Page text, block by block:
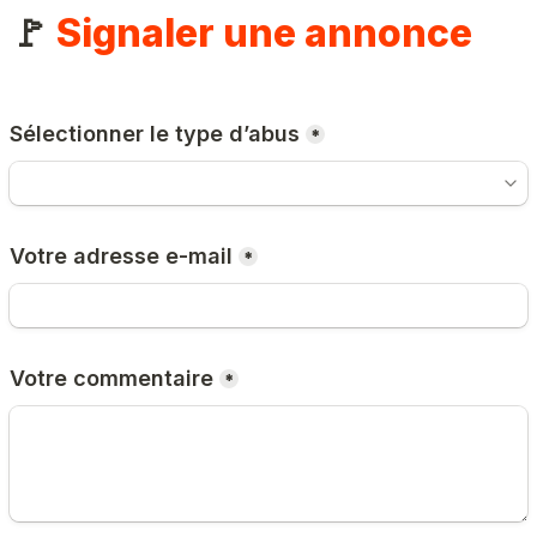
🚩 Signaler une annonce
Sélectionner le type d’abus *
Votre adresse e-mail *
Votre commentaire *